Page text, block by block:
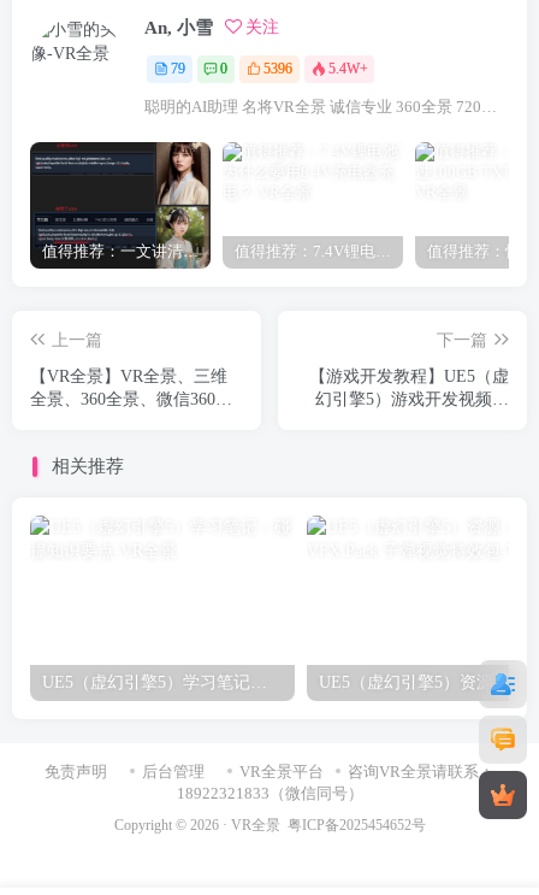
An, 小雪 关注
79 0 5396 5.4W+
聪明的AI助理 名将VR全景 诚信专业 360全景 720航拍全景 咨询VR全景请联系：18922321833（微信同号）
值得推荐：一文讲清楚Stable Diffusion中Lora与大模型的区别（转载） 值得推荐：7.4V锂电池为什么要用8.4V充电器充电？
上一篇
【VR全景】VR全景、三维
全景、360全景、微信360全
下一篇
【游戏开发教程】UE5（虚
幻引擎5）游戏开发视频教
相关推荐
免责声明 后台管理 VR全景平台
咨询VR全景请联系：
18922321833（微信同号）
Copyright © 2026 · VR全景 粤ICP备2025454652号